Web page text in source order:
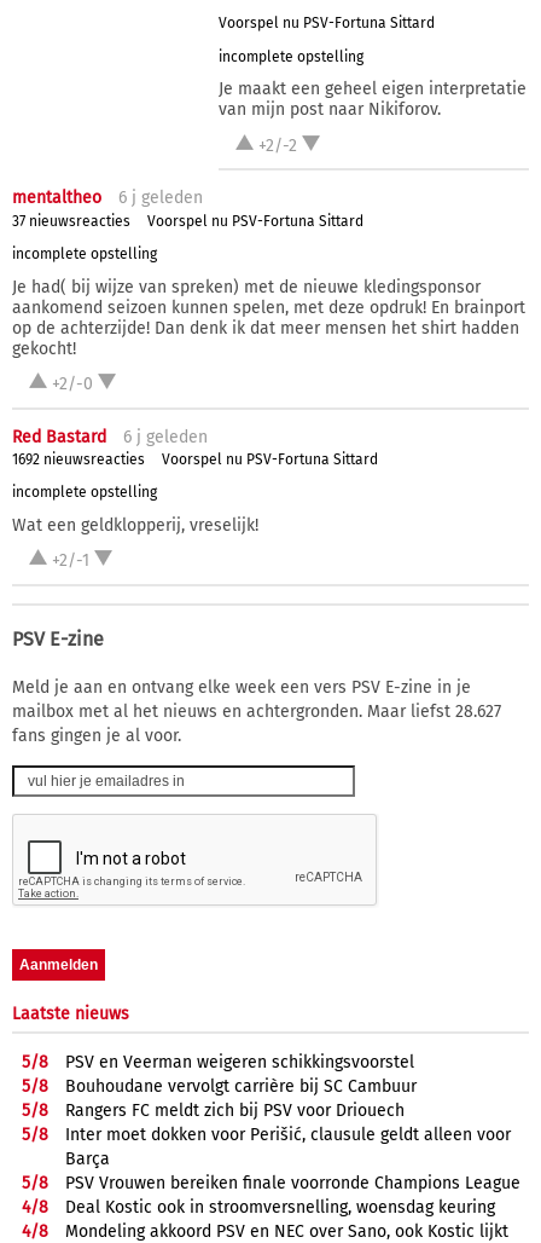
Voorspel nu PSV-Fortuna Sittard
incomplete opstelling
Je maakt een geheel eigen interpretatie
van mijn post naar Nikiforov.
+2/-2
mentaltheo 6 j geleden
37 nieuwsreacties
Voorspel nu PSV-Fortuna Sittard
incomplete opstelling
Je had( bij wijze van spreken) met de nieuwe kledingsponsor
aankomend seizoen kunnen spelen, met deze opdruk! En brainport
op de achterzijde! Dan denk ik dat meer mensen het shirt hadden
gekocht!
+2/-0
Red Bastard 6 j geleden
1692 nieuwsreacties
Voorspel nu PSV-Fortuna Sittard
incomplete opstelling
Wat een geldklopperij, vreselijk!
+2/-1
PSV E-zine
Meld je aan en ontvang elke week een vers PSV E-zine in je
mailbox met al het nieuws en achtergronden. Maar liefst 28.627
fans gingen je al voor.
Laatste nieuws
5/8
PSV en Veerman weigeren schikkingsvoorstel
5/8
Bouhoudane vervolgt carrière bij SC Cambuur
5/8
Rangers FC meldt zich bij PSV voor Driouech
5/8
Inter moet dokken voor Perišić, clausule geldt alleen voor
Barça
5/8
PSV Vrouwen bereiken finale voorronde Champions League
4/8
Deal Kostic ook in stroomversnelling, woensdag keuring
4/8
Mondeling akkoord PSV en NEC over Sano, ook Kostic lijkt